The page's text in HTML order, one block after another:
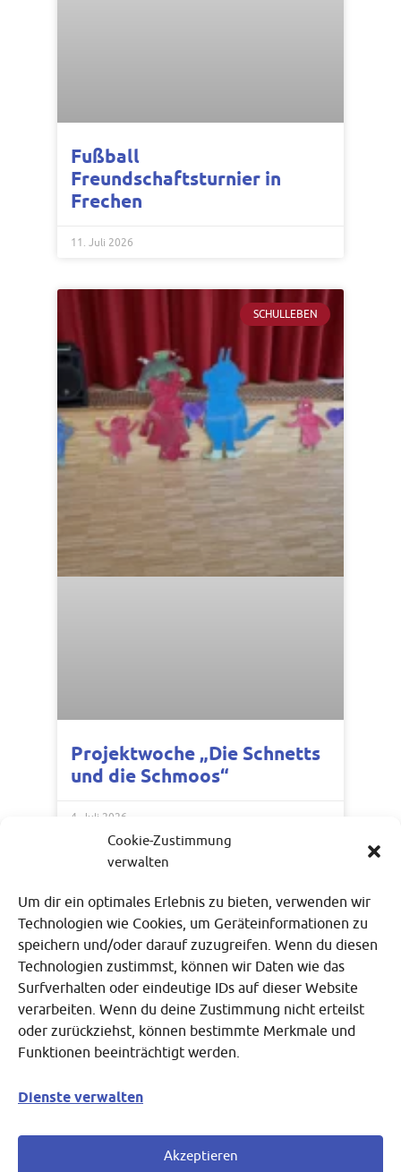
Cookie-Zustimmung
verwalten
Um dir ein optimales Erlebnis zu bieten, verwenden wir
Technologien wie Cookies, um Geräteinformationen zu
speichern und/oder darauf zuzugreifen. Wenn du diesen
Technologien zustimmst, können wir Daten wie das
Surfverhalten oder eindeutige IDs auf dieser Website
verarbeiten. Wenn du deine Zustimmung nicht erteilst
oder zurückziehst, können bestimmte Merkmale und
Funktionen beeinträchtigt werden.
Dienste verwalten
Akzeptieren
Fußball
Freundschaftsturnier in
Frechen
11. Juli 2026
SCHULLEBEN
Projektwoche „Die Schnetts
und die Schmoos“
4. Juli 2026
Städtische Förderschule
154490@schule.nrw.de